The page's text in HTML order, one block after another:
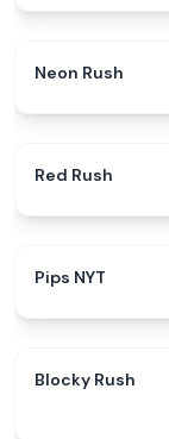
Neon Rush
Red Rush
Pips NYT
Blocky Rush